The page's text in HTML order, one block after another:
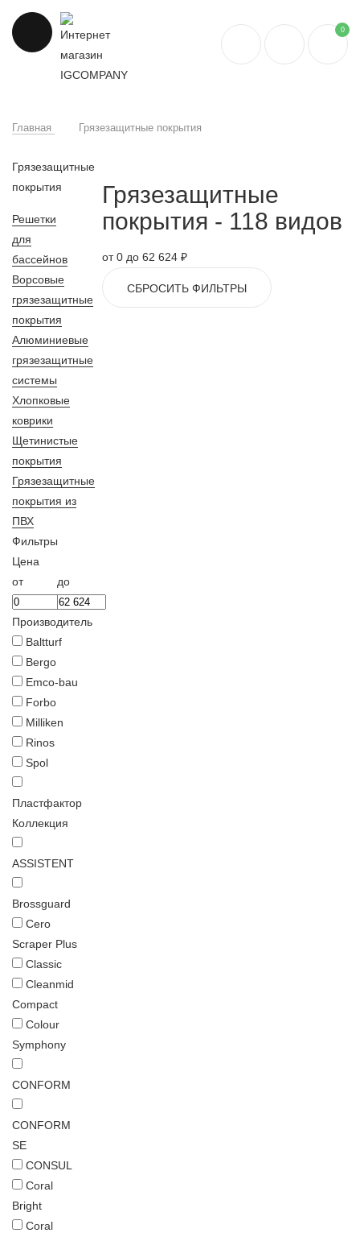
0
Главная Грязезащитные покрытия
Грязезащитные
покрытия
Решетки
для
бассейнов
Ворсовые
грязезащитные
покрытия
Алюминиевые
грязезащитные
системы
Хлопковые
коврики
Щетинистые
покрытия
Грязезащитные
покрытия из
ПВХ
Фильтры
Цена
от
до
Производитель
Baltturf
Bergo
Emco-bau
Forbo
Milliken
Rinos
Spol
Пластфактор
Коллекция
ASSISTENT
Brossguard
Cero
Scraper Plus
Classic
Cleanmid
Compact
Colour
Symphony
CONFORM
CONFORM
SE
CONSUL
Coral
Bright
Coral
Грязезащитные
покрытия - 118 видов
от 0 до 62 624 ₽
СБРОСИТЬ ФИЛЬТРЫ